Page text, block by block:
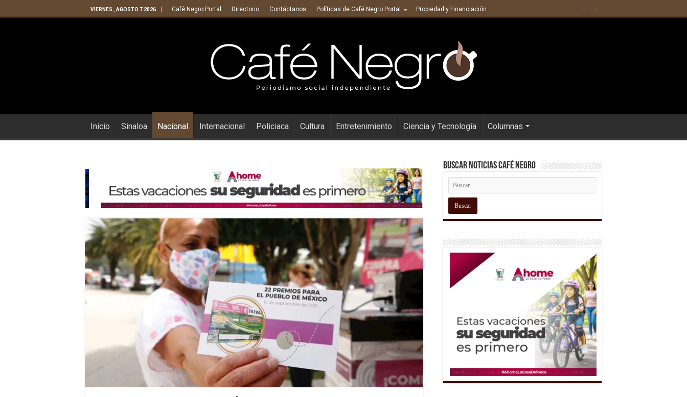
VIERNES , AGOSTO 7 2026 Café Negro Portal Directorio Contáctanos Políticas de Café Negro Portal Propiedad y Financiación
Inicio Sinaloa Nacional Internacional Policiaca Cultura Entretenimiento Ciencia y Tecnología Columnas
Buscar Noticias Café Negro